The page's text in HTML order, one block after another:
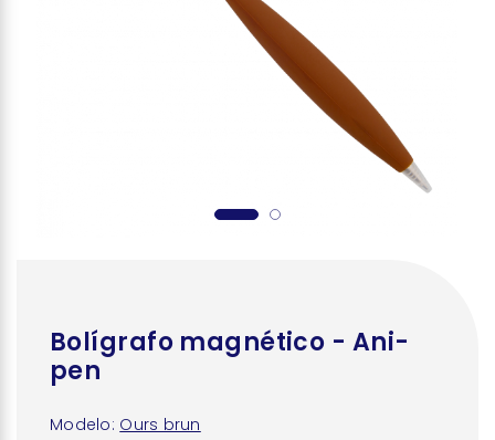
Bolígrafo magnético - Ani-
pen
Modelo: Ours brun